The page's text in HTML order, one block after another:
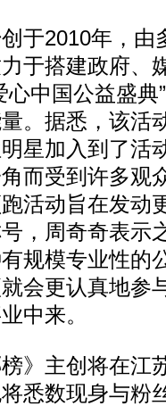
2010年，由
于搭建政府、
中国公益盛典
。据悉，该活
星加入到了活
而受到许多观
活动旨在发动
，周奇奇表示
规模专业性的
会更认真地参
中来。
主创将在江
悉数现身与粉